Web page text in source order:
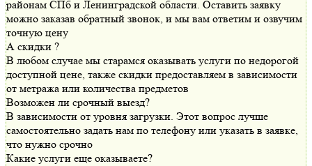
районам СПб и Ленинградской области. Оставить заявку
можно заказав обратный звонок, и мы вам ответим и озвучим
точную цену
А скидки ?
В любом случае мы старамся оказывать услуги по недорогой
доступной цене, также скидки предоставляем в зависимости
от метража или количества предметов
Возможен ли срочный выезд?
В зависимости от уровня загрузки. Этот вопрос лучше
самостоятельно задать нам по телефону или указать в заявке,
что нужно срочно
Какие услуги еще оказываете?